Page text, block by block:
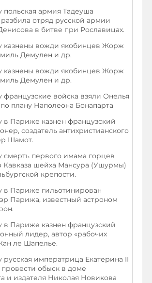
польская армия Тадеуша
отряд русской армии
в битве при Рославицах.
казнены вожди якобинцев Жорж
Демулен и др.
казнены вожди якобинцев Жорж
Демулен и др.
французские войска взяли Онелья
плану Наполеона Бонапарта
в Париже казнен французский
создатель антихристианского
Шамот.
смерть первого имама горцев
Кавказа шейха Мансура (Ушурмы)
крепости.
в Париже гильотинирован
Парижа, известный астроном
в Париже казнен французский
лидер, автор «рабочих
ле Шапелье.
русская императрица Екатерина II
провести обыск в доме
и издателя Николая Новикова